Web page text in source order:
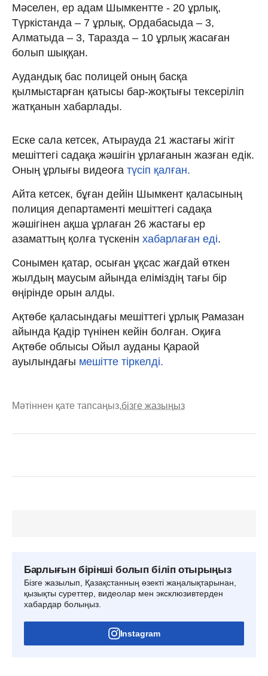
Мәселен, ер адам Шымкентте - 20 ұрлық,
Түркістанда – 7 ұрлық, Ордабасыда – 3,
Алматыда – 3, Таразда – 10 ұрлық жасаған
болып шыққан.
Аудандық бас полицей оның басқа
қылмыстарған қатысы бар-жоқтығы тексеріліп
жатқанын хабарлады.
Еске сала кетсек, Атырауда 21 жастағы жігіт
мешіттегі садақа жәшігін ұрлағанын жазған едік.
Оның ұрлығы видеоға түсіп қалған.
Айта кетсек, бұған дейін Шымкент қаласының
полиция департаменті мешіттегі садақа
жәшігінен ақша ұрлаған 26 жастағы ер
азаматтың қолға түскенін хабарлаған еді.
Сонымен қатар, осыған ұқсас жағдай өткен
жылдың маусым айында еліміздің тағы бір
өңірінде орын алды.
Ақтөбе қаласындағы мешіттегі ұрлық Рамазан
айында Қадір түнінен кейін болған. Оқиға
Ақтөбе облысы Ойыл ауданы Қараой
ауылындағы мешітте тіркелді.
Мәтіннен қате тапсаңыз,бізге жазыңыз
Барлығын бірінші болып біліп отырыңыз
Бізге жазылып, Қазақстанның өзекті жаңалықтарынан,
қызықты суреттер, видеолар мен эксклюзивтерден
хабардар болыңыз.
Instagram